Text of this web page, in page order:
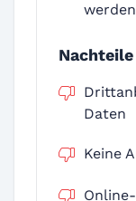
werden
Nachteile
Daten
Keine